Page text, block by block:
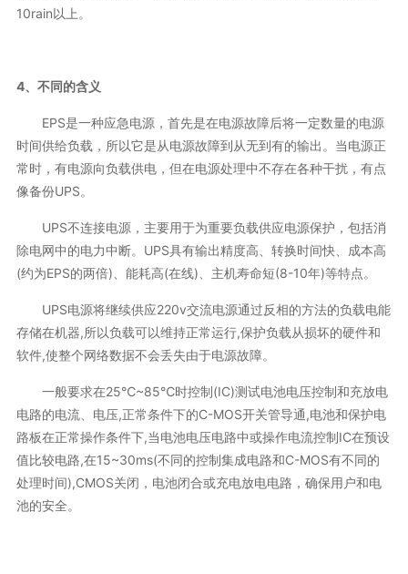
10rain以上。
4、不同的含义
EPS是一种应急电源，首先是在电源故障后将一定数量的电源
时间供给负载，所以它是从电源故障到从无到有的输出。当电源正
常时，有电源向负载供电，但在电源处理中不存在各种干扰，有点
像备份UPS。
UPS不连接电源，主要用于为重要负载供应电源保护，包括消
除电网中的电力中断。UPS具有输出精度高、转换时间快、成本高
(约为EPS的两倍)、能耗高(在线)、主机寿命短(8-10年)等特点。
UPS电源将继续供应220v交流电源通过反相的方法的负载电能
存储在机器,所以负载可以维持正常运行,保护负载从损坏的硬件和
软件,使整个网络数据不会丢失由于电源故障。
一般要求在25℃~85℃时控制(IC)测试电池电压控制和充放电
电路的电流、电压,正常条件下的C-MOS开关管导通,电池和保护电
路板在正常操作条件下,当电池电压电路中或操作电流控制IC在预设
值比较电路,在15~30ms(不同的控制集成电路和C-MOS有不同的
处理时间),CMOS关闭，电池闭合或充电放电电路，确保用户和电
池的安全。